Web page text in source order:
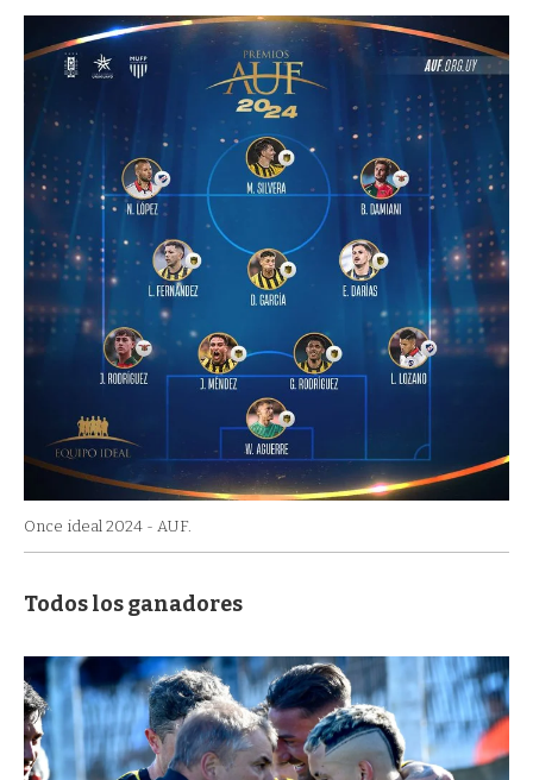
Once ideal 2024 - AUF.
Todos los ganadores